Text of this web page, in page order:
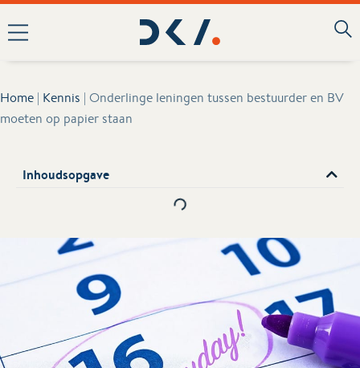
Home | Kennis | Onderlinge leningen tussen bestuurder en BV
moeten op papier staan
Inhoudsopgave